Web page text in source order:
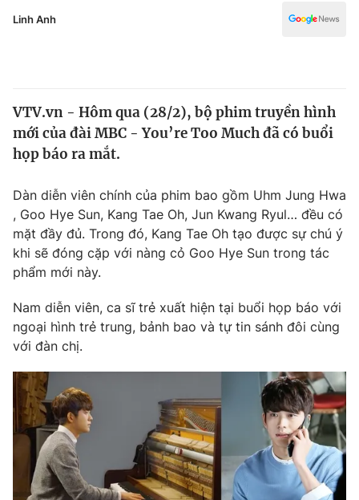
Pháp luật
Thế giới
Tin tức
Câu chuyện quốc tế
Kinh tế
Tài chính
Thị trường
Góc doanh nghiệp
Dữ liệu và đời sống
Truyền hình
Hậu trường
Nhân vật
Khán giả
Giải sao mai
Giải trí
Điện ảnh
Âm nhạc
Sao
Đời sống
Du lịch
Làm đẹp
Chất lượng cuộc sống
Giáo dục
Tuyển sinh
Học trực tuyến
Công nghệ
Hitech Công nghệ tương lai
Giao lưu trực tuyến
Linh Anh
VTV.vn - Hôm qua (28/2), bộ phim truyền hình
mới của đài MBC - You’re Too Much đã có buổi
họp báo ra mắt.
Dàn diễn viên chính của phim bao gồm Uhm Jung Hwa
, Goo Hye Sun, Kang Tae Oh, Jun Kwang Ryul… đều có
mặt đầy đủ. Trong đó, Kang Tae Oh tạo được sự chú ý
khi sẽ đóng cặp với nàng cỏ Goo Hye Sun trong tác
phẩm mới này.
Nam diễn viên, ca sĩ trẻ xuất hiện tại buổi họp báo với
ngoại hình trẻ trung, bảnh bao và tự tin sánh đôi cùng
với đàn chị.